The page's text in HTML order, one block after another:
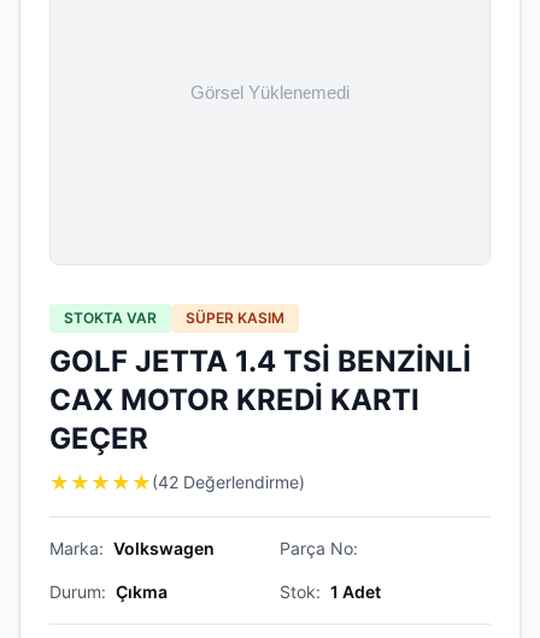
STOKTA VAR SÜPER KASIM
GOLF JETTA 1.4 TSİ BENZİNLİ
CAX MOTOR KREDİ KARTI
GEÇER
★ ★ ★ ★ ★(42 Değerlendirme)
Marka: Volkswagen Parça No:
Durum: Çıkma Stok: 1 Adet